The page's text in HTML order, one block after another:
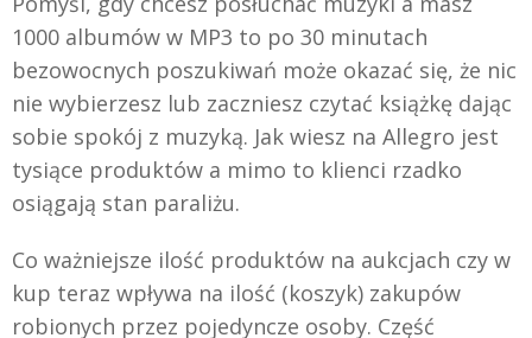
1000 albumów w MP3 to po 30 minutach
bezowocnych poszukiwań może okazać się, że nic
nie wybierzesz lub zaczniesz czytać książkę dając
sobie spokój z muzyką. Jak wiesz na Allegro jest
tysiące produktów a mimo to klienci rzadko
osiągają stan paraliżu.
Co ważniejsze ilość produktów na aukcjach czy w
kup teraz wpływa na ilość (koszyk) zakupów
robionych przez pojedyncze osoby. Część